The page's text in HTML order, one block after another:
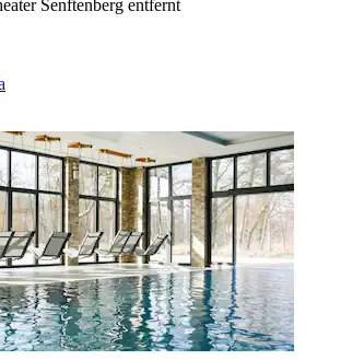
Senftenberg entfernt